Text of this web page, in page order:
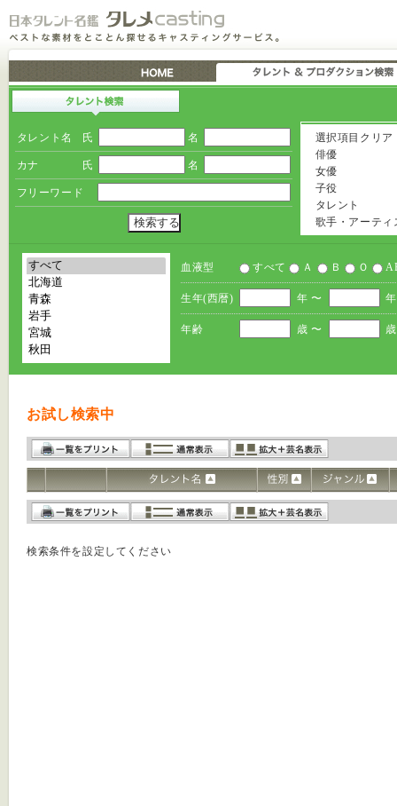
タレント名 氏 名
カナ 氏 名
フリーワード
選択項目クリア
俳優
女優
子役
タレント
歌手・アーティ
血液型 すべて Ａ Ｂ Ｏ
生年(西暦) 年 〜
年齢 歳 〜 歳
お試し検索中
検索条件を設定してください